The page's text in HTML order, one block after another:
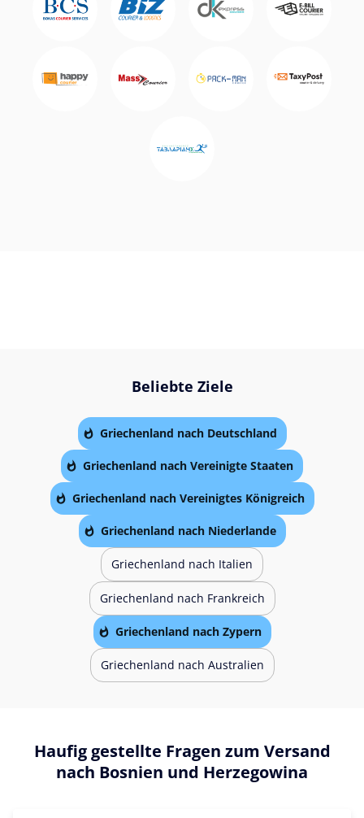
Beliebte Ziele
Griechenland nach Deutschland
Griechenland nach Vereinigte Staaten
Griechenland nach Vereinigtes Königreich
Griechenland nach Niederlande
Griechenland nach Italien
Griechenland nach Frankreich
Griechenland nach Zypern
Griechenland nach Australien
Haufig gestellte Fragen zum Versand
nach Bosnien und Herzegowina